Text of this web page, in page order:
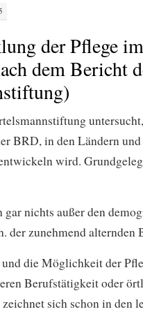
der Pflege
dem Bericht
BRD, in den Ländern
wird.
gar nichts außer den
der zunehmend alternden
die Möglichkeit der
Berufstätigkeit oder
sich schon in den